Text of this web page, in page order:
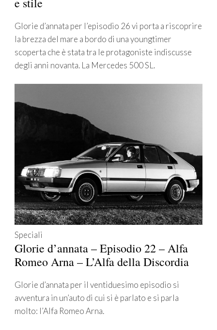
Glorie d’annata per l’episodio 26 vi porta a riscoprire
la brezza del mare a bordo di una youngtimer
scoperta che è stata tra le protagoniste indiscusse
degli anni novanta. La Mercedes 500 SL.
Speciali
Glorie d’annata – Episodio 22 – Alfa
Romeo Arna – L’Alfa della Discordia
Glorie d’annata per il ventiduesimo episodio si
avventura in un’auto di cui si è parlato e si parla
molto: l’Alfa Romeo Arna.